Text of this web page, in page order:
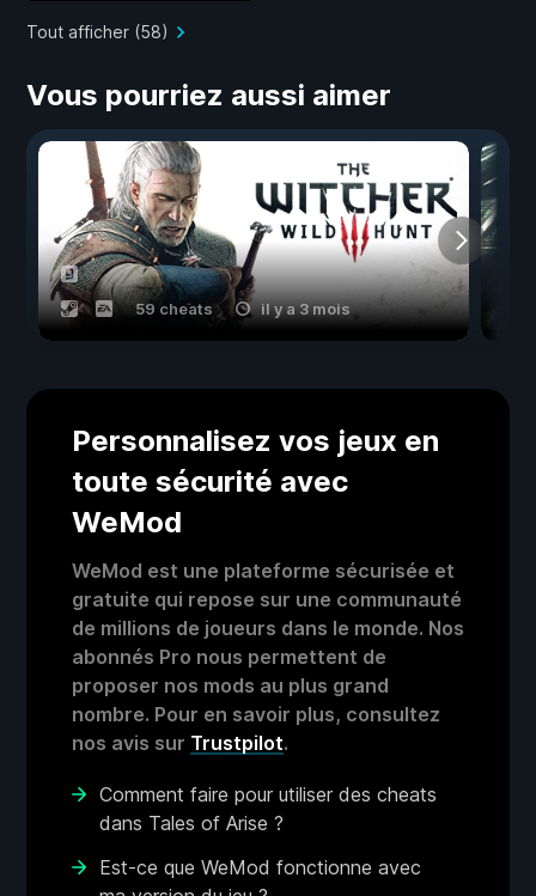
Tout afficher (58)
Vous pourriez aussi aimer
59 cheats il y a 3 mois
Personnalisez vos jeux en
toute sécurité avec
WeMod
WeMod est une plateforme sécurisée et
gratuite qui repose sur une communauté
de millions de joueurs dans le monde. Nos
abonnés Pro nous permettent de
proposer nos mods au plus grand
nombre. Pour en savoir plus, consultez
nos avis sur Trustpilot.
Comment faire pour utiliser des cheats
dans Tales of Arise ?
Est-ce que WeMod fonctionne avec